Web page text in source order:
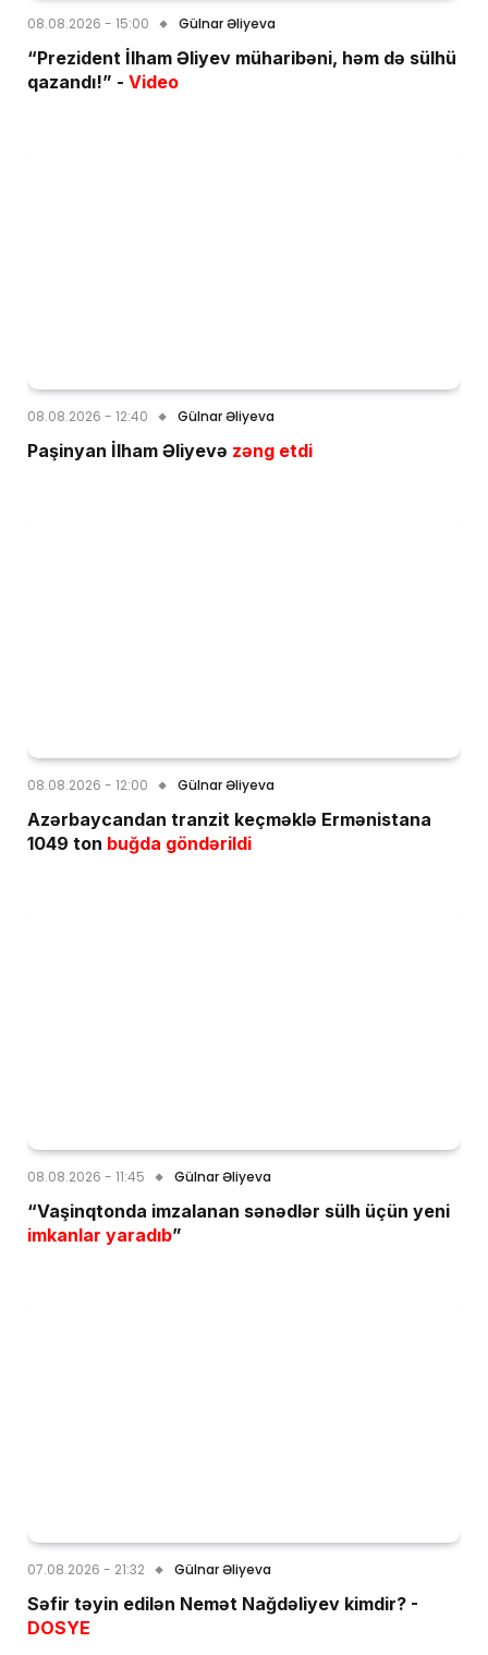
08.08.2026 - 15:00 Gülnar Əliyeva
“Prezident İlham Əliyev müharibəni, həm də sülhü
qazandı!” - Video
08.08.2026 - 12:40 Gülnar Əliyeva
Paşinyan İlham Əliyevə zəng etdi
08.08.2026 - 12:00 Gülnar Əliyeva
Azərbaycandan tranzit keçməklə Ermənistana
1049 ton buğda göndərildi
08.08.2026 - 11:45 Gülnar Əliyeva
“Vaşinqtonda imzalanan sənədlər sülh üçün yeni
imkanlar yaradıb”
07.08.2026 - 21:32 Gülnar Əliyeva
Səfir təyin edilən Nemət Nağdəliyev kimdir? -
DOSYE